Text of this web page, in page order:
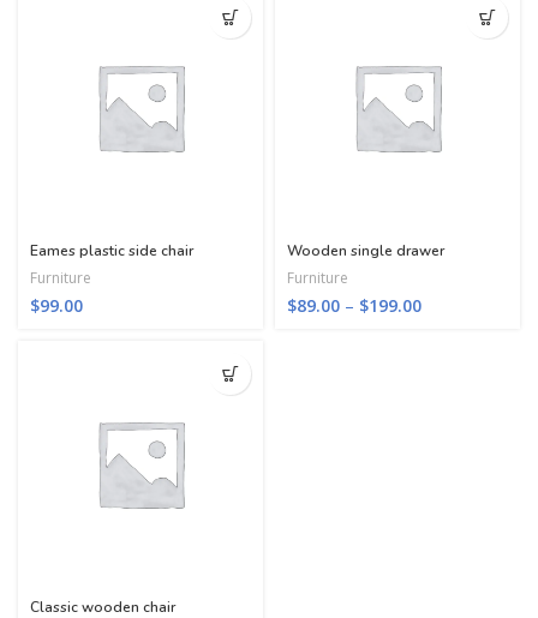
Eames plastic side chair
Furniture
$99.00
Wooden single drawer
Furniture
$89.00 – $199.00Price
Classic wooden chair